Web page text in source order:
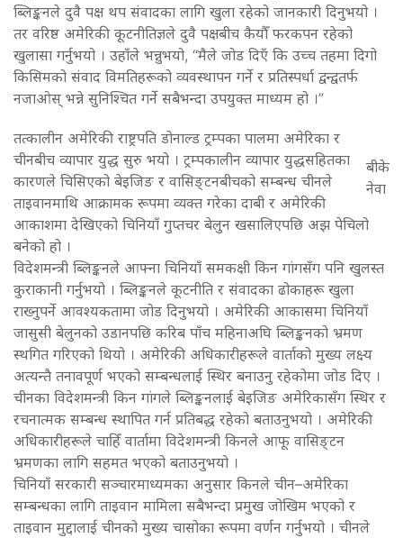
ब्लिङ्कनले दुवै पक्ष थप संवादका लागि खुला रहेको जानकारी दिनुभयो ।
तर वरिष्ठ अमेरिकी कूटनीतिज्ञले दुवै पक्षबीच कैयौँ फरकपन रहेको
खुलासा गर्नुभयो । उहाँले भन्नुभयो, “मैले जोड दिएँ कि उच्च तहमा दिगो
किसिमको संवाद विमतिहरूको व्यवस्थापन गर्ने र प्रतिस्पर्धा द्वन्द्वतर्फ
नजाओस् भन्ने सुनिश्चित गर्ने सबैभन्दा उपयुक्त माध्यम हो ।”
बीके
नेवा
तत्कालीन अमेरिकी राष्ट्रपति डोनाल्ड ट्रम्पका पालमा अमेरिका र
चीनबीच व्यापार युद्ध सुरु भयो । ट्रम्पकालीन व्यापार युद्धसहितका
कारणले चिसिएको बेइजिङ र वासिङ्टनबीचको सम्बन्ध चीनले
ताइवानमाथि आक्रामक रूपमा व्यक्त गरेका दाबी र अमेरिकी
आकाशमा देखिएको चिनियाँ गुप्तचर बेलुन खसालिएपछि अझ पेचिलो
बनेको हो ।
विदेशमन्त्री ब्लिङ्कनले आफ्ना चिनियाँ समकक्षी किन गांगसँग पनि खुलस्त
कुराकानी गर्नुभयो । ब्लिङ्कनले कूटनीति र संवादका ढोकाहरू खुला
राख्नुपर्ने आवश्यकतामा जोड दिनुभयो । अमेरिकी आकासमा चिनियाँ
जासुसी बेलुनको उडानपछि करिब पाँच महिनाअघि ब्लिङ्कनको भ्रमण
स्थगित गरिएको थियो । अमेरिकी अधिकारीहरूले वार्ताको मुख्य लक्ष्य
अत्यन्तै तनावपूर्ण भएको सम्बन्धलाई स्थिर बनाउनु रहेकोमा जोड दिए ।
चीनका विदेशमन्त्री किन गांगले ब्लिङ्कनलाई बेइजिङ अमेरिकासँग स्थिर र
रचनात्मक सम्बन्ध स्थापित गर्न प्रतिबद्ध रहेको बताउनुभयो । अमेरिकी
अधिकारीहरूले चाहिँ वार्तामा विदेशमन्त्री किनले आफू वासिङ्टन
भ्रमणका लागि सहमत भएको बताउनुभयो ।
चिनियाँ सरकारी सञ्चारमाध्यमका अनुसार किनले चीन–अमेरिका
सम्बन्धका लागि ताइवान मामिला सबैभन्दा प्रमुख जोखिम भएको र
ताइवान मुद्दालाई चीनको मुख्य चासोका रूपमा वर्णन गर्नुभयो । चीनले